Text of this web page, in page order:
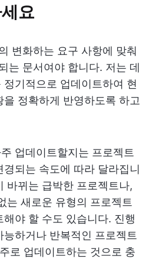
요
변화하는 요구 사항에 맞춰
는 문서여야 합니다. 저는 데
기적으로 업데이트하여 현
정확하게 반영하도록 하고
업데이트할지는 프로젝트
되는 속도에 따라 달라집니
바뀌는 급박한 프로젝트나,
는 새로운 유형의 프로젝트
야 할 수도 있습니다. 진행
하거나 반복적인 프로젝트
로 업데이트하는 것으로 충